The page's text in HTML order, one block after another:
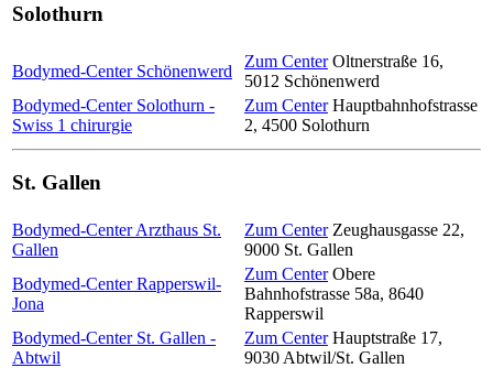
Solothurn
Bodymed-Center Schönenwerd
Zum Center Oltnerstraße 16,
5012 Schönenwerd
Bodymed-Center Solothurn -
Swiss 1 chirurgie
Zum Center Hauptbahnhofstrasse
2, 4500 Solothurn
St. Gallen
Bodymed-Center Arzthaus St.
Gallen
Zum Center Zeughausgasse 22,
9000 St. Gallen
Bodymed-Center Rapperswil-
Jona
Zum Center Obere
Bahnhofstrasse 58a, 8640
Rapperswil
Bodymed-Center St. Gallen -
Abtwil
Zum Center Hauptstraße 17,
9030 Abtwil/St. Gallen